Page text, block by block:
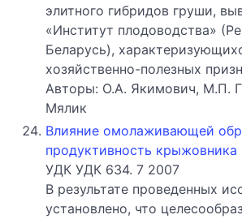
элитного гибридов груши,
«Институт плодоводства»
Беларусь),
хозяйственно-полезных
Авторы: О.А. Якимович, М.П.
Мялик
Влияние омолаживающей
продуктивность крыжовника
УДК УДК 634. 7 2007
В результате проведенных
установлено, что